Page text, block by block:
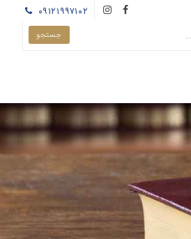
۰۹۱۲۱۹۹۷۱۰۲